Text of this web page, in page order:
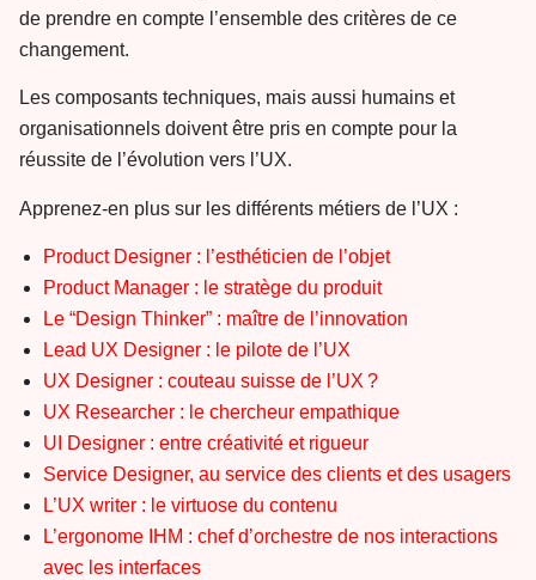
de prendre en compte l’ensemble des critères de ce
changement.
Les composants techniques, mais aussi humains et
organisationnels doivent être pris en compte pour la
réussite de l’évolution vers l’UX.
Apprenez-en plus sur les différents métiers de l’UX :
Product Designer : l’esthéticien de l’objet
Product Manager : le stratège du produit
Le “Design Thinker” : maître de l’innovation
Lead UX Designer : le pilote de l’UX
UX Designer : couteau suisse de l’UX ?
UX Researcher : le chercheur empathique
UI Designer : entre créativité et rigueur
Service Designer, au service des clients et des usagers
L’UX writer : le virtuose du contenu
L’ergonome IHM : chef d’orchestre de nos interactions
avec les interfaces